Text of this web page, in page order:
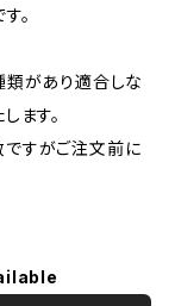
。
類があり適合しな
ます。
すがご注文前に